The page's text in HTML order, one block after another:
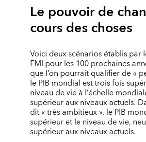
Le pouvoir de
cours des choses
Voici deux scénarios établis par
FMI pour les 100 prochaines
que l’on pourrait qualifier de «
le PIB mondial est trois fois
niveau de vie à l’échelle
supérieur aux niveaux actuels.
dit « très ambitieux », le PIB
supérieur et le niveau de vie,
supérieur aux niveaux actuels.